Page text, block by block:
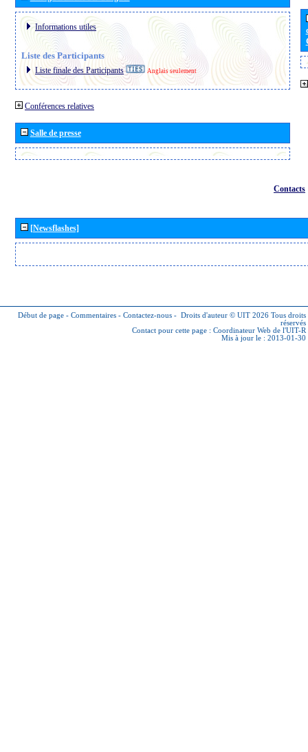
Informations utiles
Liste des Participants
Liste finale des Participants Anglais seulement
Conférences relatives
Salle de presse
Contacts
[Newsflashes]
Début de page - Commentaires - Contactez-nous - Droits d'auteur © UIT 2026 Tous droits
réservés
Contact pour cette page : Coordinateur Web de l'UIT-R
Mis à jour le : 2013-01-30